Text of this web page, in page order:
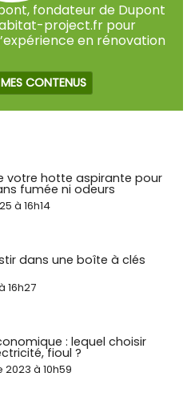
fondateur de Dupont
project.fr pour
en rénovation
CONTENUS
votre hotte aspirante pour
fumée ni odeurs
à 16h14
dans une boîte à clés
16h27
: lequel choisir
fioul ?
à 10h59